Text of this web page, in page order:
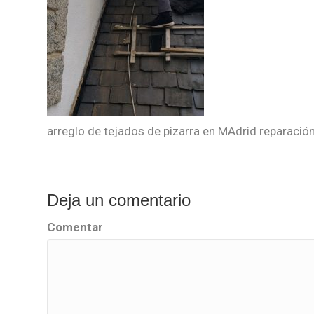
arreglo de tejados de pizarra en MAdrid
Deja un comentario
Comentar